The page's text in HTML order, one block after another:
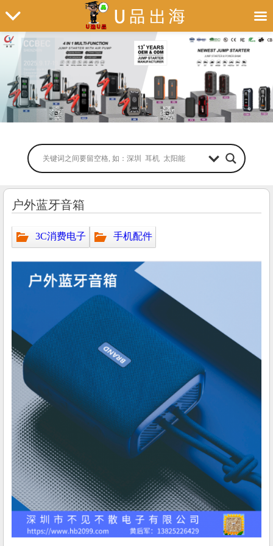
户外蓝牙音箱
3C消费电子 手机配件